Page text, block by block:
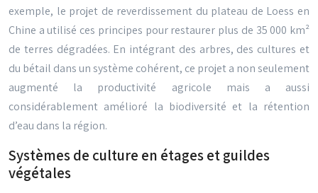
exemple, le projet de reverdissement du plateau de Loess en
Chine a utilisé ces principes pour restaurer plus de 35 000 km²
de terres dégradées. En intégrant des arbres, des cultures et
du bétail dans un système cohérent, ce projet a non seulement
augmenté la productivité agricole mais a aussi
considérablement amélioré la biodiversité et la rétention
d’eau dans la région.
Systèmes de culture en étages et guildes
végétales